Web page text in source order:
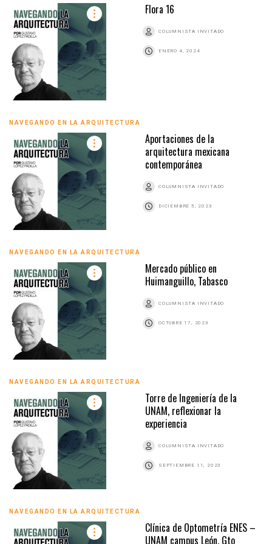
Flora 16
COLUMNISTA INVITADO
ENERO 4, 2024
NAVEGANDO EN LA ARQUITECTURA
Aportaciones de la
arquitectura mexicana
contemporánea
COLUMNISTA INVITADO
DICIEMBRE 5, 2023
NAVEGANDO EN LA ARQUITECTURA
Mercado público en
Huimanguillo, Tabasco
COLUMNISTA INVITADO
OCTUBRE 17, 2023
NAVEGANDO EN LA ARQUITECTURA
Torre de Ingeniería de la
UNAM, reflexionar la
experiencia
COLUMNISTA INVITADO
SEPTIEMBRE 11, 2023
NAVEGANDO EN LA ARQUITECTURA
Clínica de Optometría ENES –
UNAM campus León, Gto